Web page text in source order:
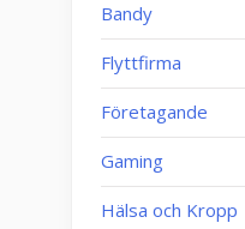
Bandy
Flyttfirma
Företagande
Gaming
Hälsa och Kropp